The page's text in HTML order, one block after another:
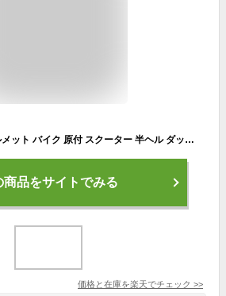
＼クーポン配布中／ヘルメット バイク 原付 スクーター 半ヘル ダックテール ハーフ メット シールド付 洗える内装 男性 女性 兼用 125cc 半帽 SG規格 保証延長 安全 通勤 通学 クマ対策 お買い物 軽量 ウォッシャブル ISN777 石野商会 ISHINO SHOKAI FSJAPAN ISN HELMET
商品をサイトでみる
価格と在庫を楽天でチェック >>